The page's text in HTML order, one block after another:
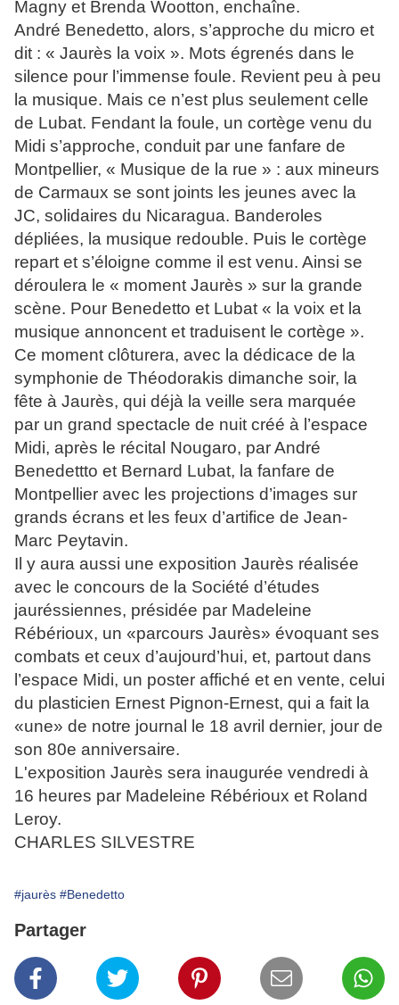
Magny et Brenda Wootton, enchaîne.
André Benedetto, alors, s’approche du micro et
dit : « Jaurès la voix ». Mots égrenés dans le
silence pour l’immense foule. Revient peu à peu
la musique. Mais ce n’est plus seulement celle
de Lubat. Fendant la foule, un cortège venu du
Midi s’approche, conduit par une fanfare de
Montpellier, « Musique de la rue » : aux mineurs
de Carmaux se sont joints les jeunes avec la
JC, solidaires du Nicaragua. Banderoles
dépliées, la musique redouble. Puis le cortège
repart et s’éloigne comme il est venu. Ainsi se
déroulera le « moment Jaurès » sur la grande
scène. Pour Benedetto et Lubat « la voix et la
musique annoncent et traduisent le cortège ».
Ce moment clôturera, avec la dédicace de la
symphonie de Théodorakis dimanche soir, la
fête à Jaurès, qui déjà la veille sera marquée
par un grand spectacle de nuit créé à l’espace
Midi, après le récital Nougaro, par André
Benedettto et Bernard Lubat, la fanfare de
Montpellier avec les projections d’images sur
grands écrans et les feux d’artifice de Jean-
Marc Peytavin.
Il y aura aussi une exposition Jaurès réalisée
avec le concours de la Société d’études
jauréssiennes, présidée par Madeleine
Rébérioux, un «parcours Jaurès» évoquant ses
combats et ceux d’aujourd’hui, et, partout dans
l’espace Midi, un poster affiché et en vente, celui
du plasticien Ernest Pignon-Ernest, qui a fait la
«une» de notre journal le 18 avril dernier, jour de
son 80e anniversaire.
L'exposition Jaurès sera inaugurée vendredi à
16 heures par Madeleine Rébérioux et Roland
Leroy.
CHARLES SILVESTRE
#jaurès #Benedetto
Partager